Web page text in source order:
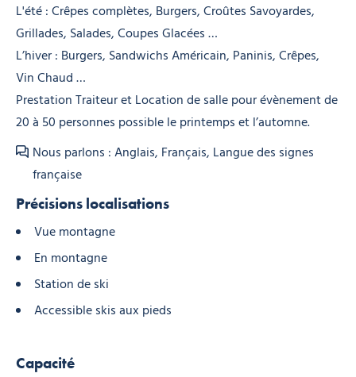
L'été : Crêpes complètes, Burgers, Croûtes Savoyardes,
Grillades, Salades, Coupes Glacées …
L’hiver : Burgers, Sandwichs Américain, Paninis, Crêpes,
Vin Chaud …
Prestation Traiteur et Location de salle pour évènement de
20 à 50 personnes possible le printemps et l’automne.
Nous parlons : Anglais, Français, Langue des signes
française
Précisions localisations
Vue montagne
En montagne
Station de ski
Accessible skis aux pieds
Capacité